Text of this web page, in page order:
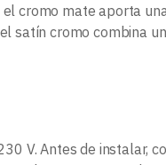
cromo mate aporta
satín cromo combina
V. Antes de instalar,